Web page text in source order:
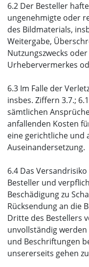
6.2 Der Besteller
ungenehmigte oder
des Bildmaterials,
Weitergabe,
Nutzungszwecks
Urhebervermerkes
6.3 Im Falle der
insbes. Ziffern 3.7.;
sämtlichen
anfallenden Kosten
eine gerichtliche und
Auseinandersetzung.
6.4 Das
Besteller und
Beschädigung zu
Rücksendung an die
Dritte des Bestellers
unvollständig werden
und Beschriftungen
unsererseits gehen